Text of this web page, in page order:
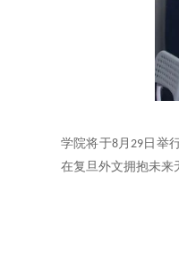
学院将于8月29日举
在复旦外文拥抱未来